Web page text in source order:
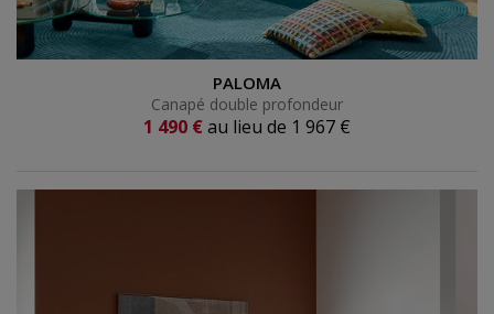
Canapé double profondeurPALOMA
Canapé double profondeur
1 490 € au lieu de 1 967 €